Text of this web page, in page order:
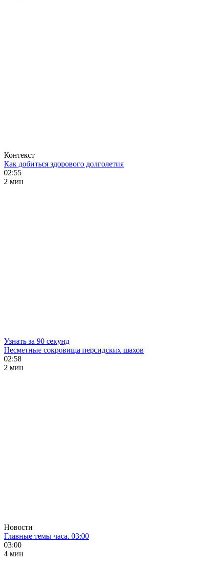
Контекст
Как добиться здорового долголетия
02:55
2 мин
Узнать за 90 секунд
Несметные сокровища персидских шахов
02:58
2 мин
Новости
Главные темы часа. 03:00
03:00
4 мин